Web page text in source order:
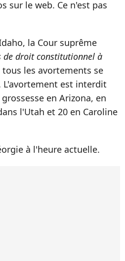
sur le web. Ce n'est pas
la Cour suprême
de droit constitutionnel à
tous les avortements se
est interdit
en Arizona, en
l'Utah et 20 en Caroline
à l'heure actuelle.